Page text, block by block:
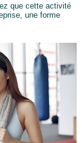
que cette activité
une forme